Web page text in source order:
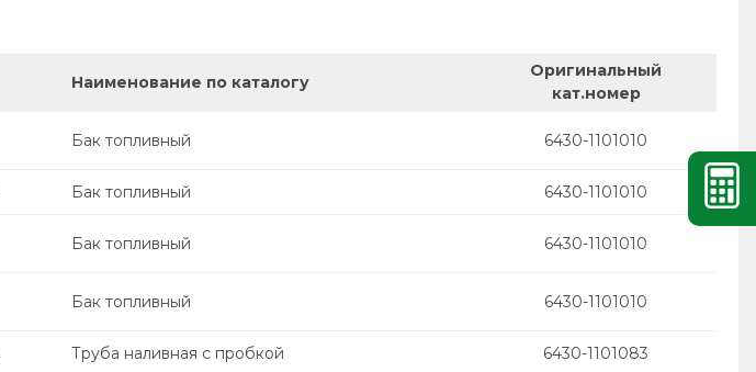
Наименование по каталогу
Оригинальный
кат.номер
Бак топливный 6430-1101010
Бак топливный 6430-1101010
Бак топливный 6430-1101010
Бак топливный 6430-1101010
Труба наливная с пробкой 6430-1101083